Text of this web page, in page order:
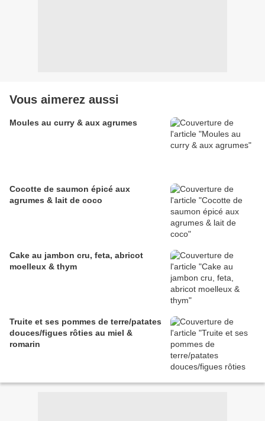
Vous aimerez aussi
Moules au curry & aux agrumes
Cocotte de saumon épicé aux
agrumes & lait de coco
Cake au jambon cru, feta, abricot
moelleux & thym
Truite et ses pommes de terre/patates
douces/figues rôties au miel &
romarin